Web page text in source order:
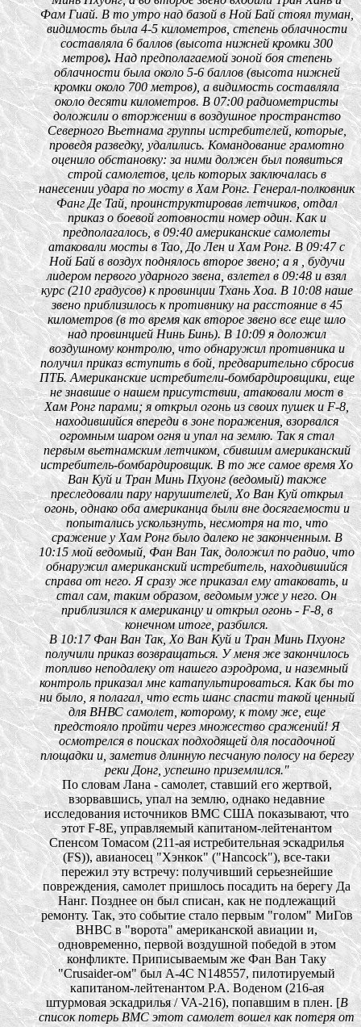
Фам Гиай. В то утро над базой в Ной Бай стоял туман,
видимость была 4-5 километров, степень облачности
составляла 6 баллов (высота нижней кромки 300
метров).Над предполагаемой зоной боя степень
облачности была около 5-6 баллов (высота нижней
кромки около 700 метров), а видимость составляла
около десяти километров. В 07:00 радиометристы
доложили о вторжении в воздушное пространство
Северного Вьетнама группы истребителей, которые,
проведя разведку, удалились. Командование грамотно
оценило обстановку: за ними должен был появиться
строй самолетов, цель которых заключалась в
нанесении удара по мосту в Хам Ронг. Генерал-полковник
Фанг Де Тай, проинструктировав летчиков, отдал
приказ о боевой готовности номер один. Как и
предполагалось, в 09:40 американские самолеты
атаковали мосты в Тао, До Лен и Хам Ронг. В 09:47 с
Ной Бай в воздух поднялось второе звено; а я , будучи
лидером первого ударного звена, взлетел в 09:48 и взял
курс (210 градусов) к провинции Тхань Хоа. В 10:08 наше
звено приблизилось к противнику на расстояние в 45
километров (в то время как второе звено все еще шло
над провинцией Нинь Бинь). В 10:09 я доложил
воздушному контролю, что обнаружил противника и
получил приказ вступить в бой, предварительно сбросив
ПТБ. Американские истребители-бомбардировщики, еще
не знавшие о нашем присутствии, атаковали мост в
Хам Ронг парами; я открыл огонь из своих пушек и F-8,
находившийся впереди в зоне поражения, взорвался
огромным шаром огня и упал на землю. Так я стал
первым вьетнамским летчиком, сбившим американский
истребитель-бомбардировщик. В то же самое время Хо
Ван Куй и Тран Минь Пхуонг (ведомый) также
преследовали пару нарушителей, Хо Ван Куй открыл
огонь, однако оба американца были вне досягаемости и
попытались ускользнуть, несмотря на то, что
сражение у Хам Ронг было далеко не законченным. В
10:15 мой ведомый, Фан Ван Так, доложил по радио, что
обнаружил американский истребитель, находившийся
справа от него. Я сразу же приказал ему атаковать, и
стал сам, таким образом, ведомым уже у него. Он
приблизился к американцу и открыл огонь - F-8, в
конечном итоге, разбился.
В 10:17 Фан Ван Так, Хо Ван Куй и Тран Минь Пхуонг
получили приказ возвращаться. У меня же закончилось
топливо неподалеку от нашего аэродрома, и наземный
контроль приказал мне катапультироваться. Как бы то
ни было, я полагал, что есть шанс спасти такой ценный
для ВНВС самолет, которому, к тому же, еще
предстояло пройти через множество сражений! Я
осмотрелся в поисках подходящей для посадочной
площадки и, заметив длинную песчаную полосу на берегу
реки Донг, успешно приземлился."
По словам Лана - самолет, ставший его жертвой,
взорвавшись, упал на землю, однако недавние
исследования источников ВМС США показывают, что
этот F-8Е, управляемый капитаном-лейтенантом
Спенсом Томасом (211-ая истребительная эскадрилья
(FS)), авианосец "Хэнкок" ("Hancock"), все-таки
пережил эту встречу: получивший серьезнейшие
повреждения, самолет пришлось посадить на берегу Да
Нанг. Позднее он был списан, как не подлежащий
ремонту. Так, это событие стало первым "голом" МиГов
ВНВС в "ворота" американской авиации и,
одновременно, первой воздушной победой в этом
конфликте. Приписываемым же Фан Ван Таку
"Crusaider-ом" был А-4С N148557, пилотируемый
капитаном-лейтенантом Р.А. Воденом (216-ая
штурмовая эскадрилья / VA-216), попавшим в плен. [В
список потерь ВМС этот самолет вошел как потеря от